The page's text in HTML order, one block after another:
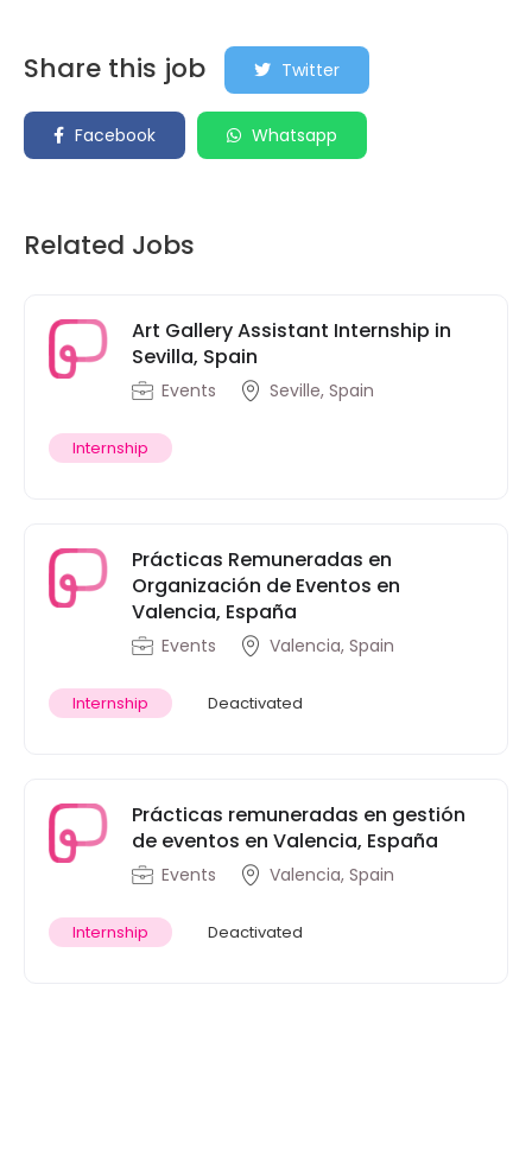
Share this job Twitter
Facebook Whatsapp
Related Jobs
Art Gallery Assistant Internship in
Sevilla, Spain
Events Seville, Spain
Internship
Prácticas Remuneradas en
Organización de Eventos en
Valencia, España
Events Valencia, Spain
Internship Deactivated
Prácticas remuneradas en gestión
de eventos en Valencia, España
Events Valencia, Spain
Internship Deactivated